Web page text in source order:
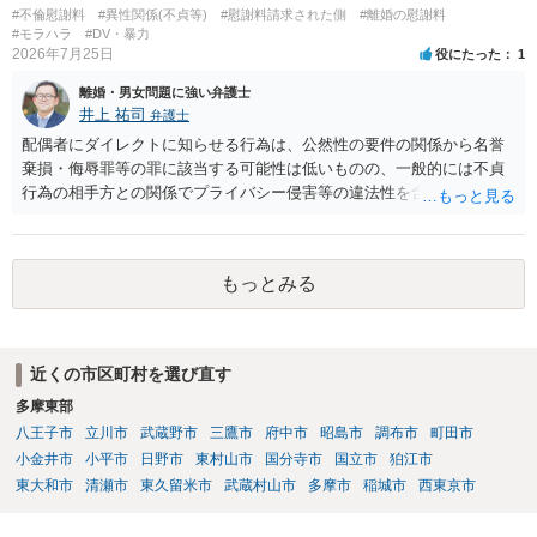
#不倫慰謝料 #異性関係(不貞等) #慰謝料請求された側
#離婚の慰謝料
#モラハラ
#DV・暴力
2026年7月25日 役にたった 1
離婚・男女問題に強い弁護士
井上 祐司 弁護士
配偶者にダイレクトに知らせる行為は、公然性の要件の関係から名誉
棄損・侮辱罪等の罪に該当する可能性は低いものの、一般的には不貞
行為の相手方との関係でプライバシー侵害等の違法性を含む行為で
ため、弁護士としては推奨しないことが一般的かと思います。
もっとみる
近くの市区町村を選び直す
多摩東部
八王子市
立川市 武蔵野市 三鷹市 府中市 昭島市 調布市
町田市
小金井市
小平市 日野市 東村山市 国分寺市 国立市
狛江市
東大和市
清瀬市 東久留米市 武蔵村山市 多摩市 稲城市 西東京市